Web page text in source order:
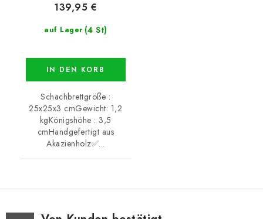
auf Lager (4 St)
139,95 €
IN DEN KORB
Schachbrettgröße :
25x25x3 cmGewicht: 1,2
kgKönigshöhe : 3,5
cmHandgefertigt aus
Akazienholz✅...